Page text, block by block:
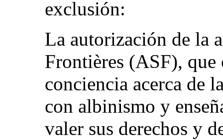
exclusión:
La autorización de la
Frontières (ASF), que
conciencia acerca de
con albinismo y
valer sus derechos y